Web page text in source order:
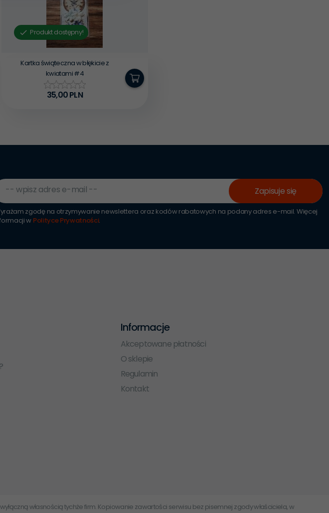
Produkt dostępny!
Kartka świąteczna w błękicie z
kwiatami #4
35,00PLN
-- wpisz adres e-mail -- Zapisuje się
zgodę na otrzymywanie newslettera oraz kodów rabatowych na podany adres e-mail. Więcej
w Polityce Prywatności.
Informacje
Akceptowane płatności
O sklepie
Regulamin
Kontakt
własnością tychże firm. Kopiowanie zawartości serwisu bez pisemnej zgody właściciela, w